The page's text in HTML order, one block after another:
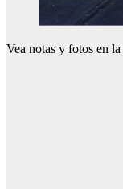
Vea notas y fotos en